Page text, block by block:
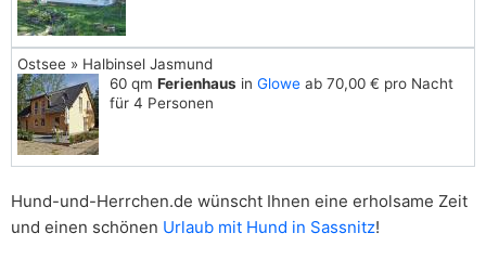
Ostsee » Halbinsel Jasmund
60 qm Ferienhaus in Glowe ab 70,00 € pro Nacht
für 4 Personen
Hund-und-Herrchen.de wünscht Ihnen eine erholsame Zeit
und einen schönen Urlaub mit Hund in Sassnitz!